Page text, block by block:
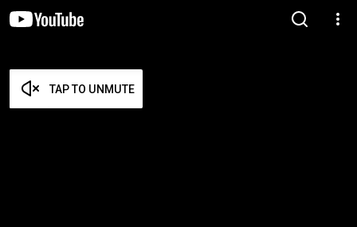
TAP TO UNMUTE